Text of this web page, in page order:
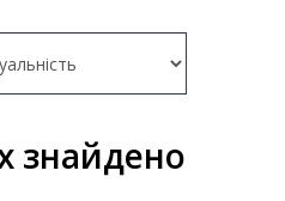
знайдено